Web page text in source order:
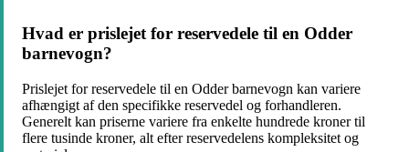
Hvad er prislejet for reservedele til en Odder
barnevogn?
Prislejet for reservedele til en Odder barnevogn kan variere
afhængigt af den specifikke reservedel og forhandleren.
Generelt kan priserne variere fra enkelte hundrede kroner til
flere tusinde kroner, alt efter reservedelens kompleksitet og